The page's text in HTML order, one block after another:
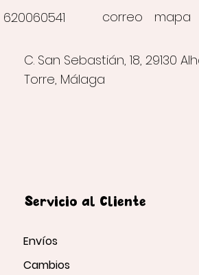
correo
620060541
C. San Sebastián, 18, 29130
Torre, Málaga
mapa
Servicio al Cliente
Envíos
Cambios